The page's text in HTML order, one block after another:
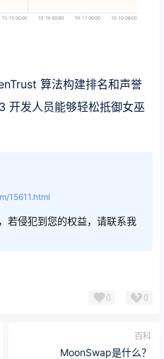
算法构建排名和声誉
开发人员能够轻松抵御女巫
15611.html
若侵犯到您的权益，请联系我
0 0
百科
MoonSwap是什么？